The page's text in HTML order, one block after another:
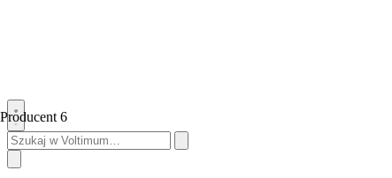
Producent 6